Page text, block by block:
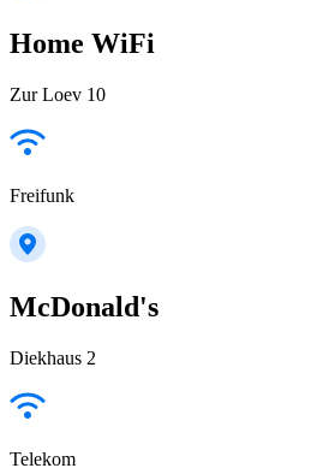
Home WiFi
Zur Loev 10
Freifunk
McDonald's
Diekhaus 2
Telekom